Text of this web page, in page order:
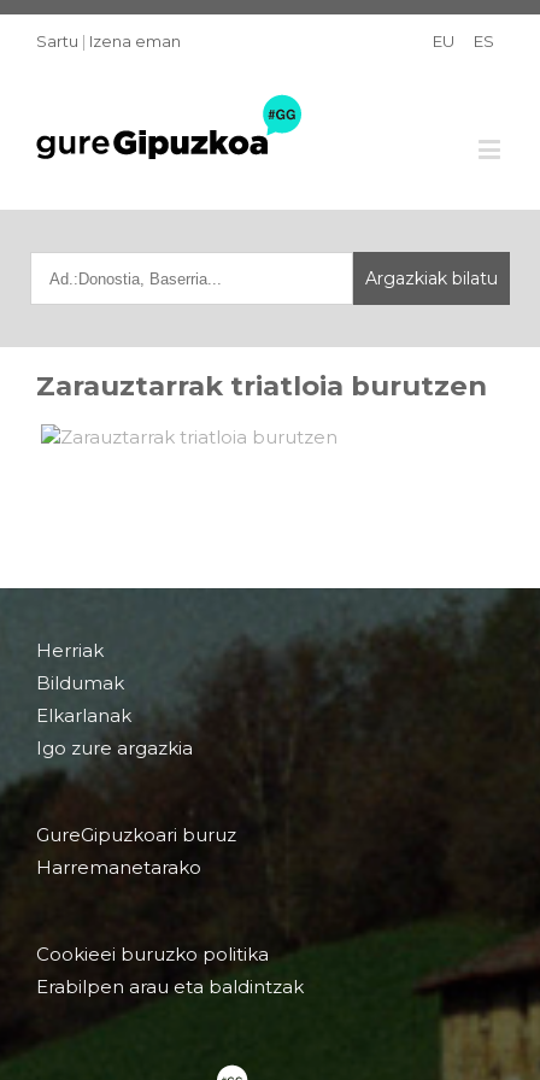
Sartu | Izena eman EU ES
Zarauztarrak triatloia burutzen
Herriak
Bildumak
Elkarlanak
Igo zure argazkia
GureGipuzkoari buruz
Harremanetarako
Cookieei buruzko politika
Erabilpen arau eta baldintzak